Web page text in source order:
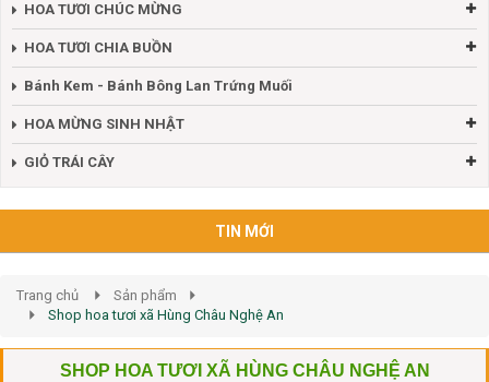
HOA TƯƠI CHÚC MỪNG
HOA TƯƠI CHIA BUỒN
Bánh Kem - Bánh Bông Lan Trứng Muối
HOA MỪNG SINH NHẬT
GIỎ TRÁI CÂY
TIN MỚI
Trang chủ
Sản phẩm
Shop hoa tươi xã Hùng Châu Nghệ An
SHOP HOA TƯƠI XÃ HÙNG CHÂU NGHỆ AN